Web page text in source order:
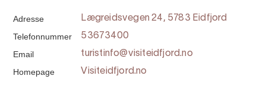
Adresse Lægreidsvegen 24, 5783 Eidfjord
Telefonnummer 53673400
Email turistinfo@visiteidfjord.no
Homepage Visiteidfjord.no